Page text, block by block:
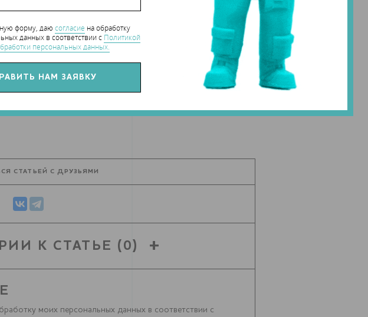
форму, даю согласие на обработку
данных в соответствии с Политикой
персональных данных.
копия
СТАТЬЕЙ С ДРУЗЬЯМИ
К СТАТЬЕ (0)
моих персональных данных в соответствии с